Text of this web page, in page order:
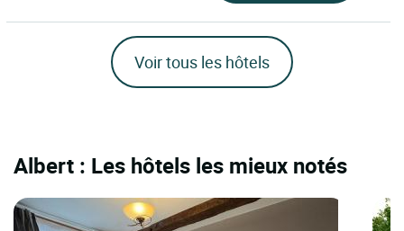
Voir tous les hôtels
Albert : Les hôtels les mieux notés